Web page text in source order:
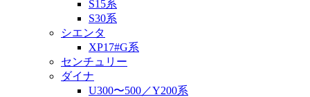
S15系
S30系
シエンタ
XP17#G系
センチュリー
ダイナ
U300〜500／Y200系